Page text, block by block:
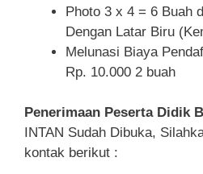
Photo 3 x 4 = 6 Buah
Dengan Latar Biru
Melunasi Biaya
Rp. 10.000 2 buah
Penerimaan Peserta Didik
INTAN Sudah Dibuka,
kontak berikut :